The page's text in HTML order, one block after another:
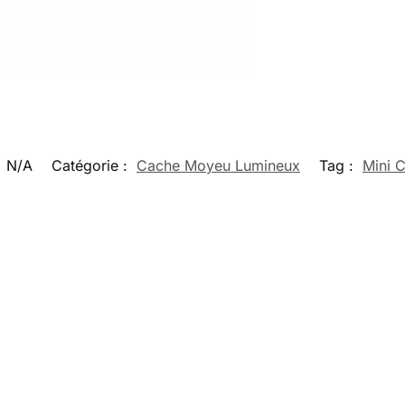
N/A Catégorie : Cache Moyeu Lumineux Tag : Mini